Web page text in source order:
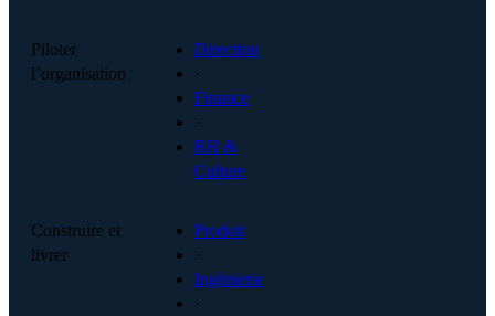
Piloter
l’organisation
Direction
·
Finance
·
RH &
Culture
Construire et
livrer
Produit
·
Ingénierie
·